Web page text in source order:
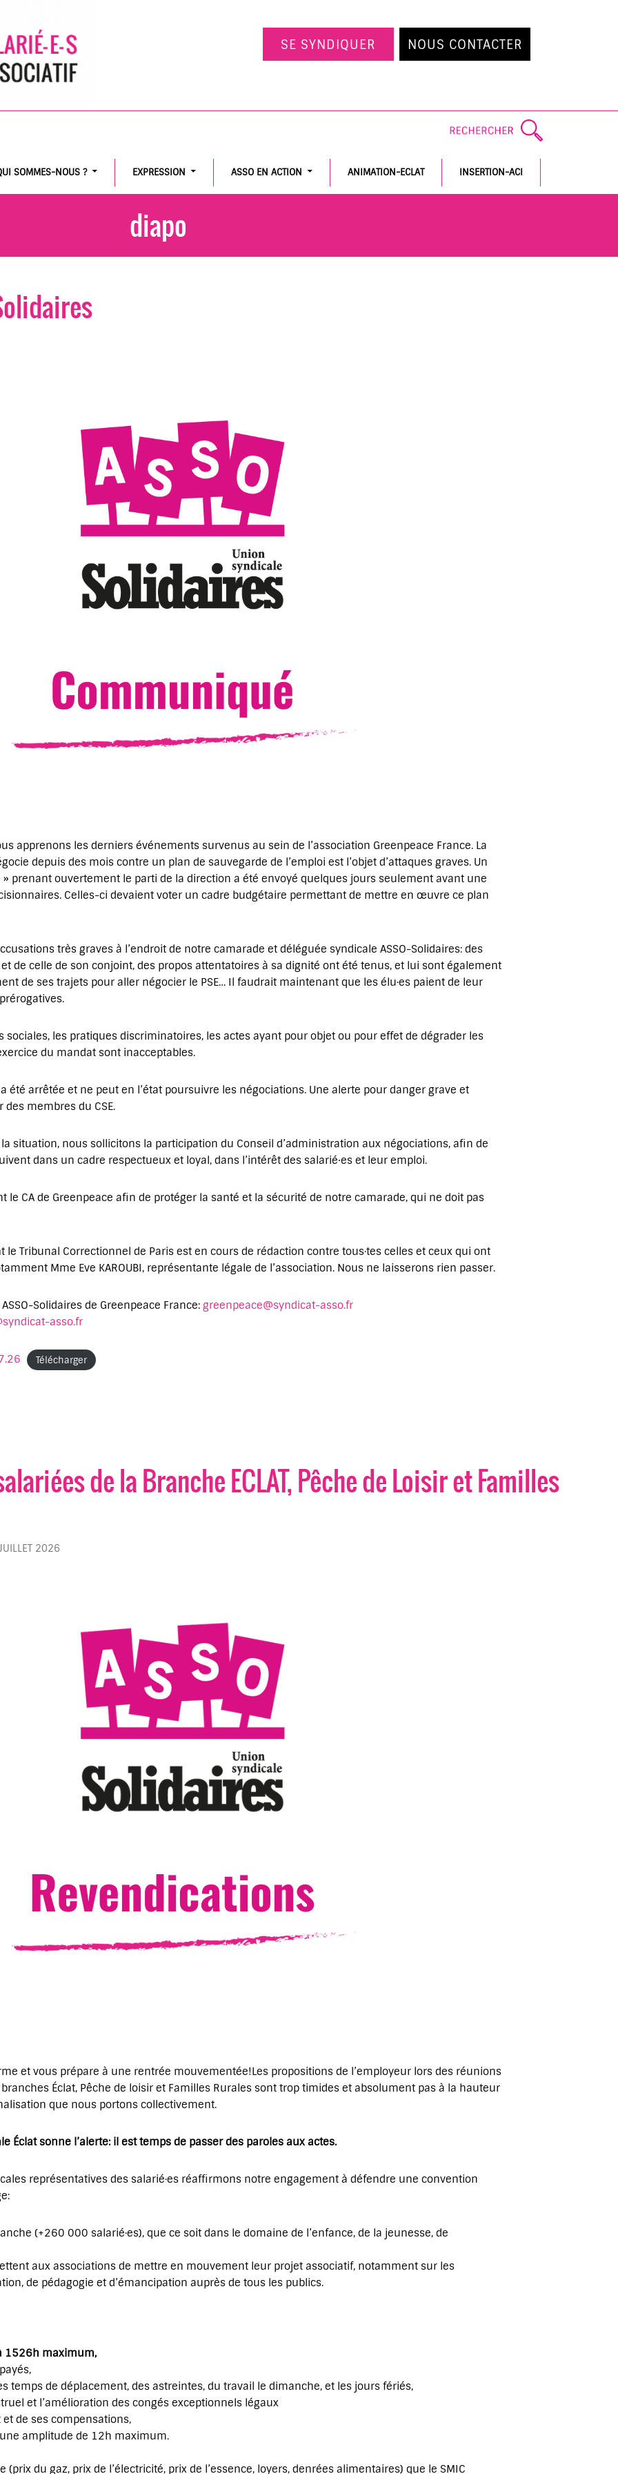
SE SYNDIQUER NOUS CONTACTER
SOMMES-NOUS ? EXPRESSION ASSO EN ACTION ANIMATION-ECLAT INSERTION-ACI
diapo
apprenons les derniers événements survenus au sein de l’association Greenpeace France. La
depuis des mois contre un plan de sauvegarde de l’emploi est l’objet d’attaques graves. Un
prenant ouvertement le parti de la direction a été envoyé quelques jours seulement avant une
Celles-ci devaient voter un cadre budgétaire permettant de mettre en œuvre ce plan
très graves à l’endroit de notre camarade et déléguée syndicale ASSO-Solidaires: des
de celle de son conjoint, des propos attentatoires à sa dignité ont été tenus, et lui sont également
de ses trajets pour aller négocier le PSE… Il faudrait maintenant que les élu·es paient de leur
sociales, les pratiques discriminatoires, les actes ayant pour objet ou pour effet de dégrader les
du mandat sont inacceptables.
été arrêtée et ne peut en l’état poursuivre les négociations. Une alerte pour danger grave et
membres du CSE.
situation, nous sollicitons la participation du Conseil d’administration aux négociations, afin de
dans un cadre respectueux et loyal, dans l’intérêt des salarié⸱es et leur emploi.
le CA de Greenpeace afin de protéger la santé et la sécurité de notre camarade, qui ne doit pas
le Tribunal Correctionnel de Paris est en cours de rédaction contre tous·tes celles et ceux qui ont
Mme Eve KAROUBI, représentante légale de l’association. Nous ne laisserons rien passer.
Solidaires de Greenpeace France:greenpeace@syndicat-asso.fr
asso.fr
Télécharger
de la Branche ECLAT, Pêche de Loisir et Familles
2026
et vous prépare à une rentrée mouvementée!Les propositions de l’employeur lors des réunions
Éclat, Pêche de loisir et Familles Rurales sont trop timides et absolument pas à la hauteur
que nous portons collectivement.
Éclat sonne l’alerte: il est temps de passer des paroles aux actes.
représentatives des salarié·es réaffirmons notre engagement à défendre une convention
(+260 000 salarié·es), que ce soit dans le domaine de l’enfance, de la jeunesse, de
aux associations de mettre en mouvement leur projet associatif, notamment sur les
de pédagogie et d’émancipation auprès de tous les publics.
1526h maximum,
temps de déplacement, des astreintes, du travail le dimanche, et les jours fériés,
et l’amélioration des congés exceptionnels légaux
de ses compensations,
amplitude de 12h maximum.
(prix du gaz, prix de l’électricité, prix de l’essence, loyers, denrées alimentaires) que le SMIC